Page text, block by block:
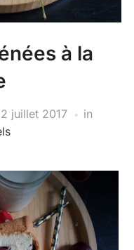
à la
2 juillet 2017
in